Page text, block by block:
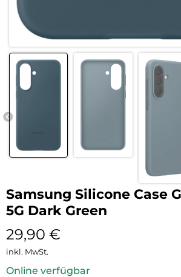
Samsung Silicone Case
5G Dark Green
29,90 €
inkl. MwSt.
Online verfügbar